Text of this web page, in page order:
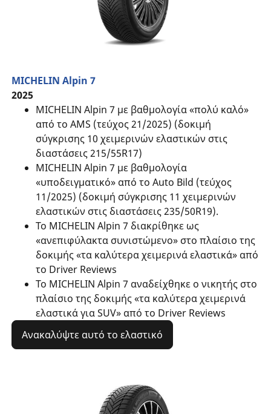
MICHELIN Alpin 7
2025
MICHELIN Alpin 7 με βαθμολογία «πολύ καλό»
από το AMS (τεύχος 21/2025) (δοκιμή
σύγκρισης 10 χειμερινών ελαστικών στις
διαστάσεις 215/55R17)
MICHELIN Alpin 7 με βαθμολογία
«υποδειγματικό» από το Auto Bild (τεύχος
11/2025) (δοκιμή σύγκρισης 11 χειμερινών
ελαστικών στις διαστάσεις 235/50R19).
Το MICHELIN Alpin 7 διακρίθηκε ως
«ανεπιφύλακτα συνιστώμενο» στο πλαίσιο της
δοκιμής «τα καλύτερα χειμερινά ελαστικά» από
το Driver Reviews
Το MICHELIN Alpin 7 αναδείχθηκε ο νικητής στο
πλαίσιο της δοκιμής «τα καλύτερα χειμερινά
ελαστικά για SUV» από το Driver Reviews
Ανακαλύψτε αυτό το ελαστικό